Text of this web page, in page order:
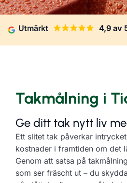
Utmärkt 4,9 av
Takmålning i
Ge ditt tak nytt liv
Ett slitet tak påverkar
kostnader i framtiden om det
Genom att satsa på
som ser fräscht ut – du